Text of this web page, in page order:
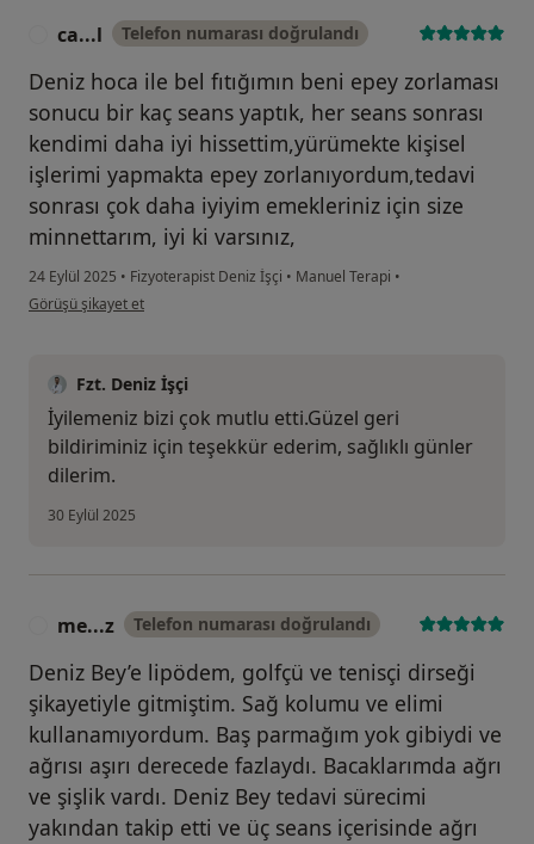
ca...l Telefon numarası doğrulandı
Deniz hoca ile bel fıtığımın beni epey zorlaması
sonucu bir kaç seans yaptık, her seans sonrası
kendimi daha iyi hissettim,yürümekte kişisel
işlerimi yapmakta epey zorlanıyordum,tedavi
sonrası çok daha iyiyim emekleriniz için size
minnettarım, iyi ki varsınız,
24 Eylül 2025 • Fizyoterapist Deniz İşçi • Manuel Terapi •
kullanıcının görüşüne göre ca...l
Görüşü şikayet et
Fzt. Deniz İşçi
İyilemeniz bizi çok mutlu etti.Güzel geri
bildiriminiz için teşekkür ederim, sağlıklı günler
dilerim.
30 Eylül 2025
me...z Telefon numarası doğrulandı
Deniz Bey’e lipödem, golfçü ve tenisçi dirseği
şikayetiyle gitmiştim. Sağ kolumu ve elimi
kullanamıyordum. Baş parmağım yok gibiydi ve
ağrısı aşırı derecede fazlaydı. Bacaklarımda ağrı
ve şişlik vardı. Deniz Bey tedavi sürecimi
yakından takip etti ve üç seans içerisinde ağrı